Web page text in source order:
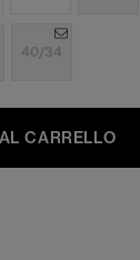
40/34
CARRELLO